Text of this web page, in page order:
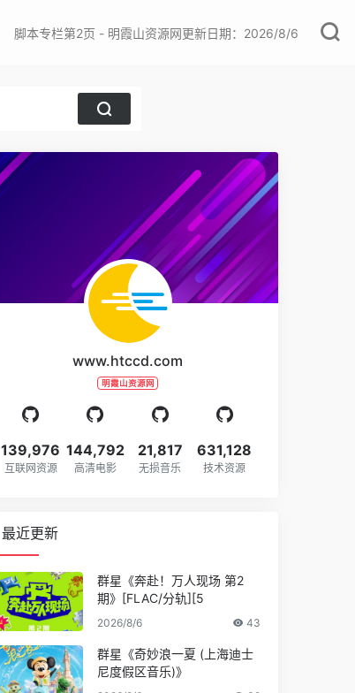
脚本专栏第2页 - 明霞山资源网更新日期：2026/8/6
www.htccd.com
明霞山资源网
139,976
互联网资源
144,792
高清电影
21,817
无损音乐
631,128
技术资源
最近更新
群星《奔赴！万人现场 第2
期》[FLAC/分轨][5
2026/8/6 43
群星《奇妙浪一夏 (上海迪士
尼度假区音乐)》